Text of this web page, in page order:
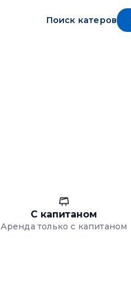
Поиск катеров
С капитаном
Аренда только с капитаном